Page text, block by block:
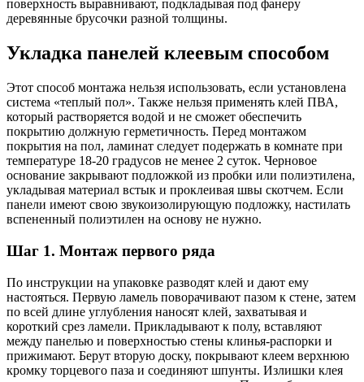
поверхность выравнивают, подкладывая под фанеру
деревянные брусочки разной толщины.
Укладка панелей клеевым способом
Этот способ монтажа нельзя использовать, если установлена
система «теплый пол». Также нельзя применять клей ПВА,
который растворяется водой и не сможет обеспечить
покрытию должную герметичность. Перед монтажом
покрытия на пол, ламинат следует подержать в комнате при
температуре 18-20 градусов не менее 2 суток. Черновое
основание закрывают подложкой из пробки или полиэтилена,
укладывая материал встык и проклеивая швы скотчем. Если
панели имеют свою звукоизолирующую подложку, настилать
вспененный полиэтилен на основу не нужно.
Шаг 1. Монтаж первого ряда
По инструкции на упаковке разводят клей и дают ему
настояться. Первую ламель поворачивают пазом к стене, затем
по всей длине углубления наносят клей, захватывая и
короткий срез ламели. Прикладывают к полу, вставляют
между панелью и поверхностью стены клинья-распорки и
прижимают. Берут вторую доску, покрывают клеем верхнюю
кромку торцевого паза и соединяют шпунты. Излишки клея